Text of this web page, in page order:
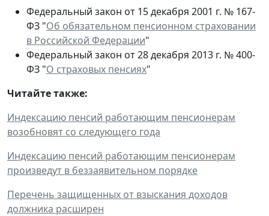
Федеральный закон от 15 декабря 2001 г. № 167-
ФЗ "Об обязательном пенсионном страховании
в Российской Федерации"
Федеральный закон от 28 декабря 2013 г. № 400-
ФЗ "О страховых пенсиях"
Читайте также:
Индексацию пенсий работающим пенсионерам
возобновят со следующего года
Индексацию пенсий работающим пенсионерам
произведут в беззаявительном порядке
Перечень защищенных от взыскания доходов
должника расширен